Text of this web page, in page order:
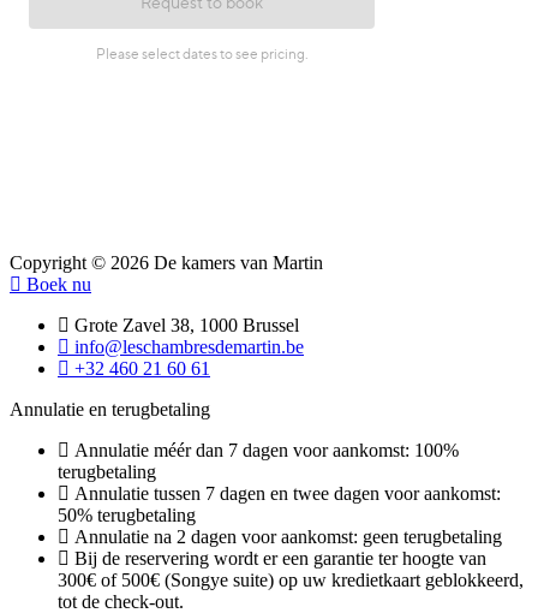
Copyright © 2026 De kamers van Martin
Boek nu
Grote Zavel 38, 1000 Brussel
info@leschambresdemartin.be
+32 460 21 60 61
Annulatie en terugbetaling
Annulatie méér dan 7 dagen voor aankomst: 100%
terugbetaling
Annulatie tussen 7 dagen en twee dagen voor aankomst:
50% terugbetaling
Annulatie na 2 dagen voor aankomst: geen terugbetaling
Bij de reservering wordt er een garantie ter hoogte van
300€ of 500€ (Songye suite) op uw kredietkaart geblokkeerd,
tot de check-out.